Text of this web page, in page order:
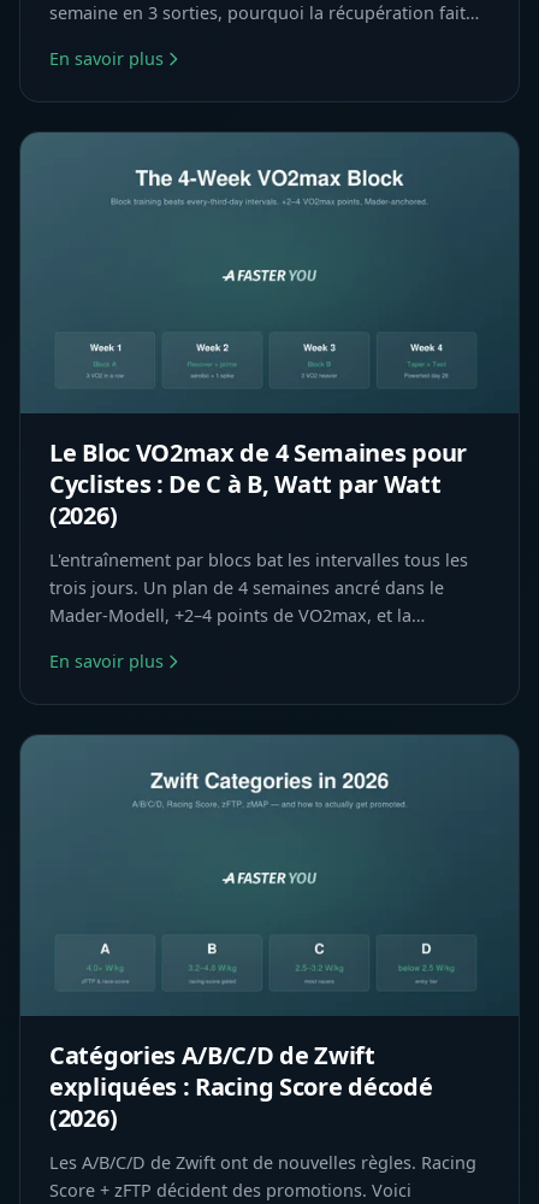
semaine en 3 sorties, pourquoi la récupération fait
En savoir plus
Le Bloc VO2max de 4 Semaines pour
Cyclistes : De C à B, Watt par Watt
(2026)
L'entraînement par blocs bat les intervalles tous les
trois jours. Un plan de 4 semaines ancré dans le
Mader-Modell, +2–4 points de VO2max, et la
En savoir plus
Catégories A/B/C/D de Zwift
expliquées : Racing Score décodé
(2026)
Les A/B/C/D de Zwift ont de nouvelles règles. Racing
Score + zFTP décident des promotions. Voici